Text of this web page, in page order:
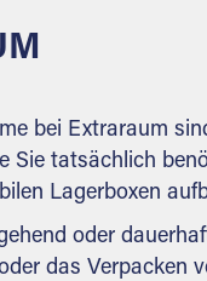
bei Extraraum
Sie tatsächlich
Lagerboxen
oder
das Verpacken